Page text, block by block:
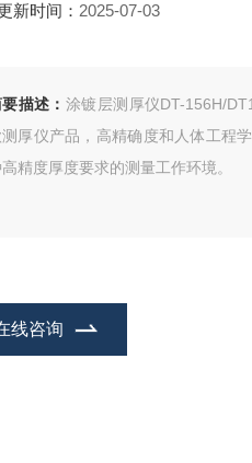
新时间： 2025-07-03
描述： 涂镀层测厚仪DT-156H/DT156 是CEM华盛昌推出
厚仪产品，高精确度和人体工程
精度厚度要求的测量工作环境。
线咨询